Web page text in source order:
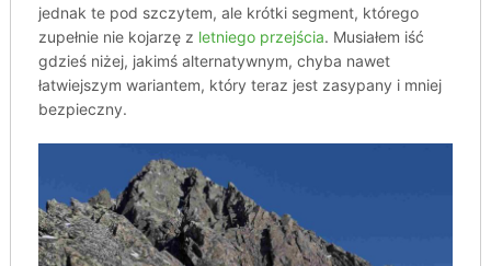
jednak te pod szczytem, ale krótki segment, którego
zupełnie nie kojarzę z letniego przejścia. Musiałem iść
gdzieś niżej, jakimś alternatywnym, chyba nawet
łatwiejszym wariantem, który teraz jest zasypany i mniej
bezpieczny.